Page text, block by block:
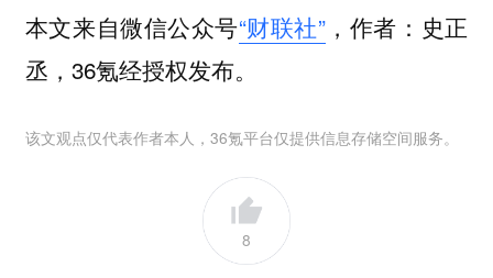
本文来自微信公众号“财联社”，作者：史正
丞，36氪经授权发布。
该文观点仅代表作者本人，36氪平台仅提供信息存储空间服务。
8